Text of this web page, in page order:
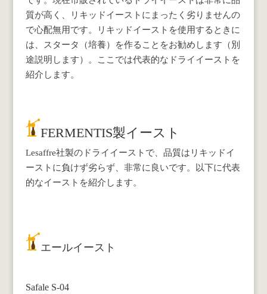
質が高く、リキッドイーストにまったく劣りませんの
で心配無用です。リキッドイーストを使用するときに
は、スタータ（培養）を作ることをお勧めします（別
途説明します）。ここでは代表的なドライイーストを
紹介します。
FERMENTIS製イースト
Lesaffre社製のドライイーストで、品質はリキッドイ
ーストに負けず劣らず、非常に良いです。以下に代表
的なイーストを紹介します。
エールイースト
Safale S-04